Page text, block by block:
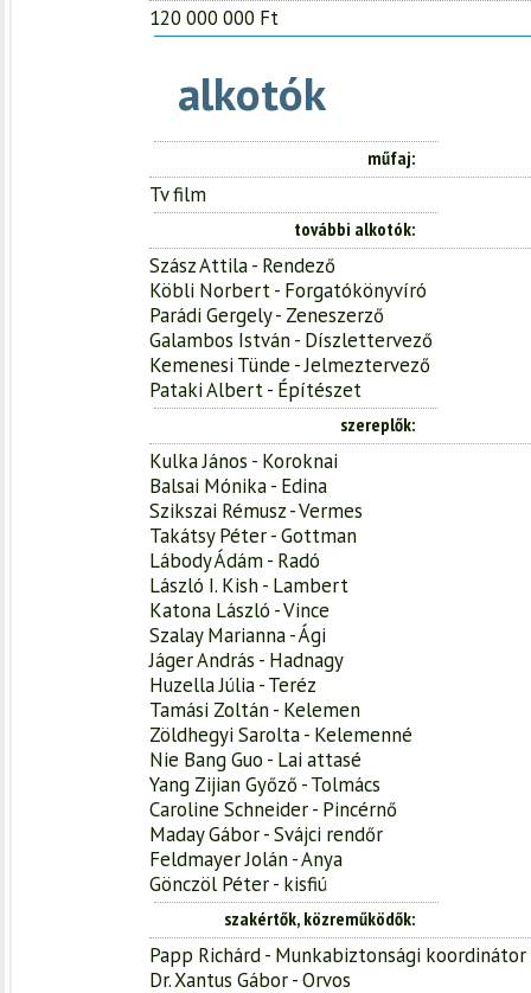
120 000 000 Ft
alkotók
műfaj
Tv film
további alkotók
Szász Attila - Rendező
Köbli Norbert - Forgatókönyvíró
Parádi Gergely - Zeneszerző
Galambos István - Díszlettervező
Kemenesi Tünde - Jelmeztervező
Pataki Albert - Építészet
szereplők
Kulka János - Koroknai
Balsai Mónika - Edina
Szikszai Rémusz - Vermes
Takátsy Péter - Gottman
Lábody Ádám - Radó
László I. Kish - Lambert
Katona László - Vince
Szalay Marianna - Ági
Jáger András - Hadnagy
Huzella Júlia - Teréz
Tamási Zoltán - Kelemen
Zöldhegyi Sarolta - Kelemenné
Nie Bang Guo - Lai attasé
Yang Zijian Győző - Tolmács
Caroline Schneider - Pincérnő
Maday Gábor - Svájci rendőr
Feldmayer Jolán - Anya
Gönczöl Péter - kisfiú
szakértők, közreműködők
Papp Richárd - Munkabiztonsági koordinátor
Dr. Xantus Gábor - Orvos